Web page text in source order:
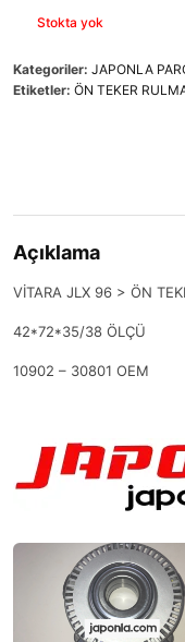
Stokta yok
Kategoriler: JAPONLA
Etiketler: ÖN TEKER
Açıklama
VİTARA JLX 96 > ÖN
42*72*35/38 ÖLÇÜ
10902 – 30801 OEM